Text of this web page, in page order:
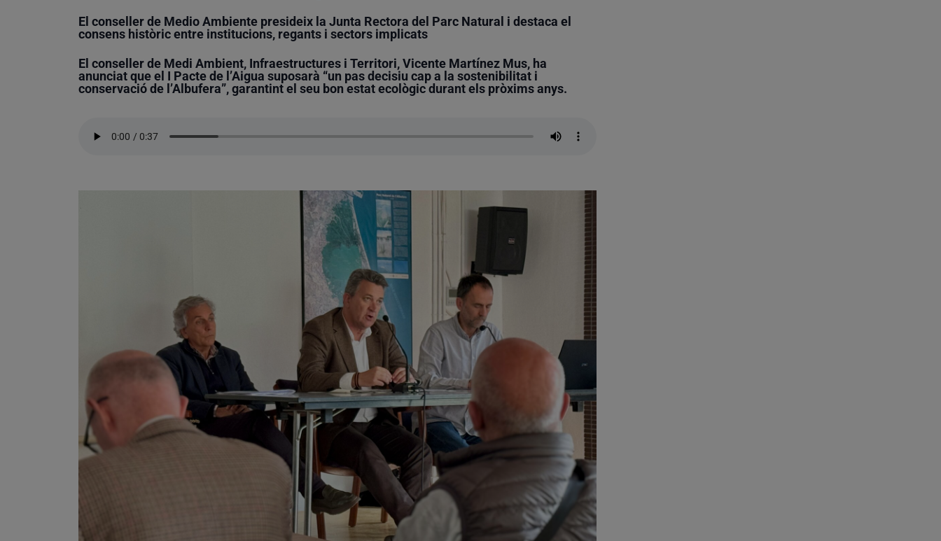
El conseller de Medio Ambiente presideix la Junta Rectora del Parc Natural i destaca el
consens històric entre institucions, regants i sectors implicats
El conseller de Medi Ambient, Infraestructures i Territori, Vicente Martínez Mus, ha
anunciat que el I Pacte de l’Aigua suposarà “un pas decisiu cap a la sostenibilitat i
conservació de l’Albufera”, garantint el seu bon estat ecològic durant els pròxims anys.